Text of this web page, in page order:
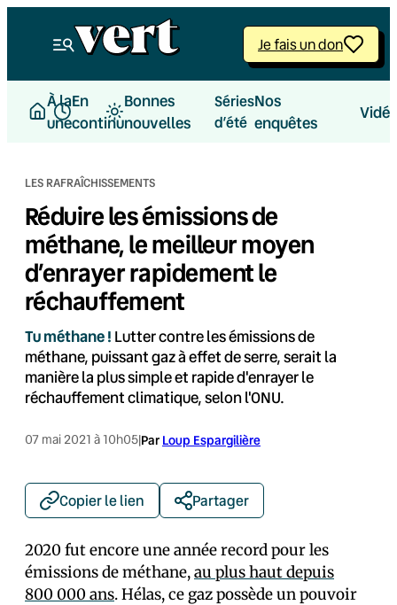
Je fais un don
À la
une
En
continu
Bonnes
nouvelles
Séries
d’été
Nos
enquêtes
LES RAFRAÎCHISSEMENTS
Réduire les émissions de
méthane, le meilleur moyen
d’enrayer rapidement le
réchauffement
Tu méthane ! Lutter contre les émissions de
méthane, puissant gaz à effet de serre, serait la
manière la plus simple et rapide d'enrayer le
réchauffement climatique, selon l'ONU.
07 mai 2021 à 10h05|Par Loup Espargilière
Copier le lien Partager
2020 fut encore une année record pour les
émissions de méthane,au plus haut depuis
800 000 ans. Hélas, ce gaz possède un pouvoir